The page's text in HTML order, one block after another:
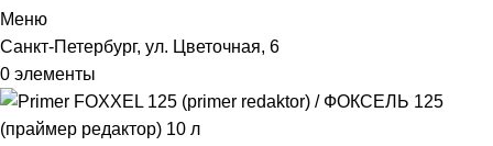
Меню
Санкт-Петербург, ул. Цветочная, 6
0 элементы